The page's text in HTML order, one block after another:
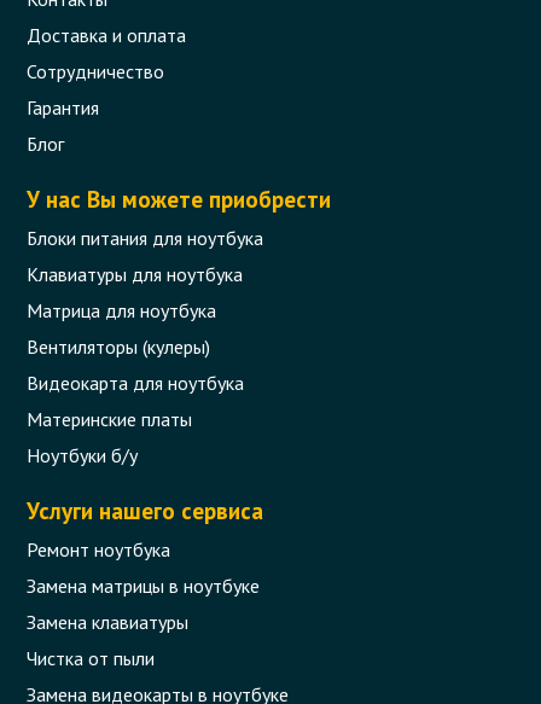
Доставка и оплата
Сотрудничество
Гарантия
Блог
У нас Вы можете приобрести
Блоки питания для ноутбука
Клавиатуры для ноутбука
Матрица для ноутбука
Вентиляторы (кулеры)
Видеокарта для ноутбука
Материнские платы
Ноутбуки б/у
Услуги нашего сервиса
Ремонт ноутбука
Замена матрицы в ноутбуке
Замена клавиатуры
Чистка от пыли
Замена видеокарты в ноутбуке